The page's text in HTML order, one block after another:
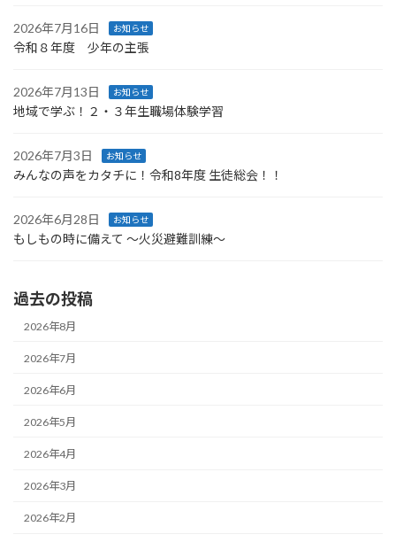
2026年7月16日 お知らせ
令和８年度 少年の主張
2026年7月13日 お知らせ
地域で学ぶ！２・３年生職場体験学習
2026年7月3日 お知らせ
みんなの声をカタチに！令和8年度 生徒総会！！
2026年6月28日 お知らせ
もしもの時に備えて ～火災避難訓練～
過去の投稿
2026年8月
2026年7月
2026年6月
2026年5月
2026年4月
2026年3月
2026年2月